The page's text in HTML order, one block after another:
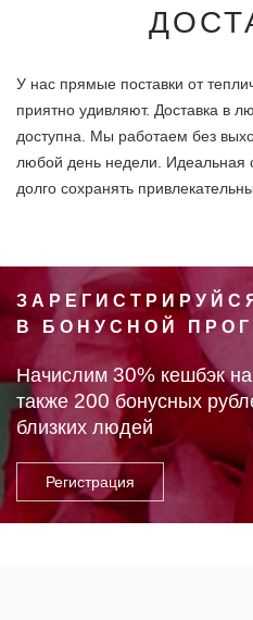
У нас прямые поставки от
приятно удивляют. Доставка в
доступна. Мы работаем без
любой день недели. Идеальная
долго сохранять
В БОНУСНОЙ
Начислим 30% кешбэк
также 200 бонусных
близких людей